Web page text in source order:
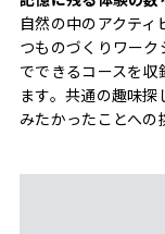
自然の中のアクテ
つものづくりワー
でできるコースを
ます。共通の趣味
みたかったことへの